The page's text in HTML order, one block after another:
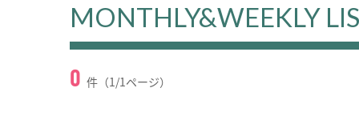
MONTHLY&WEEKLY
0 件（1/1ページ）